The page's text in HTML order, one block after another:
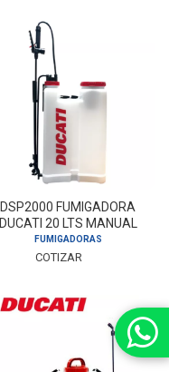
DSP2000 FUMIGADORA
DUCATI 20 LTS MANUAL
FUMIGADORAS
COTIZAR